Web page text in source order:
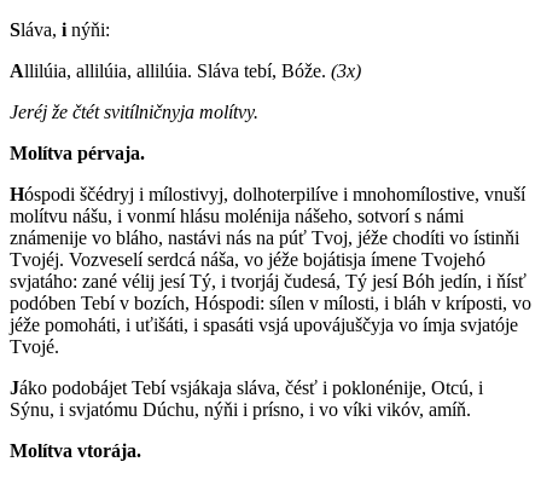
Sláva, i nýňi:
Allilúia, allilúia, allilúia. Sláva tebí, Bóže. (3x)
Jeréj že čtét svitílničnyja molítvy.
Molítva pérvaja.
Hóspodi ščédryj i mílostivyj, dolhoterpilíve i mnohomílostive, vnuší
molítvu nášu, i vonmí hlásu molénija nášeho, sotvorí s námi
známenije vo bláho, nastávi nás na púť Tvoj, jéže chodíti vo ístinňi
Tvojéj. Vozveselí serdcá náša, vo jéže bojátisja ímene Tvojehó
svjatáho: zané vélij jesí Tý, i tvorjáj čudesá, Tý jesí Bóh jedín, i ňísť
podóben Tebí v bozích, Hóspodi: sílen v mílosti, i bláh v kríposti, vo
jéže pomoháti, i uťišáti, i spasáti vsjá upovájuščyja vo ímja svjatóje
Tvojé.
Jáko podobájet Tebí vsjákaja sláva, čésť i poklonénije, Otcú, i
Sýnu, i svjatómu Dúchu, nýňi i prísno, i vo víki vikóv, amíň.
Molítva vtorája.